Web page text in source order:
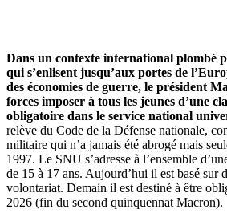
Dans un contexte international plombé
qui s’enlisent jusqu’aux portes de
des économies de guerre, le président
forces imposer à tous les jeunes d’une
obligatoire dans le service national
relève du Code de la Défense nationale,
militaire qui n’a jamais été abrogé mais
1997. Le SNU s’adresse à l’ensemble
de 15 à 17 ans. Aujourd’hui il est basé sur
volontariat. Demain il est destiné à être
2026 (fin du second quinquennat Macron).